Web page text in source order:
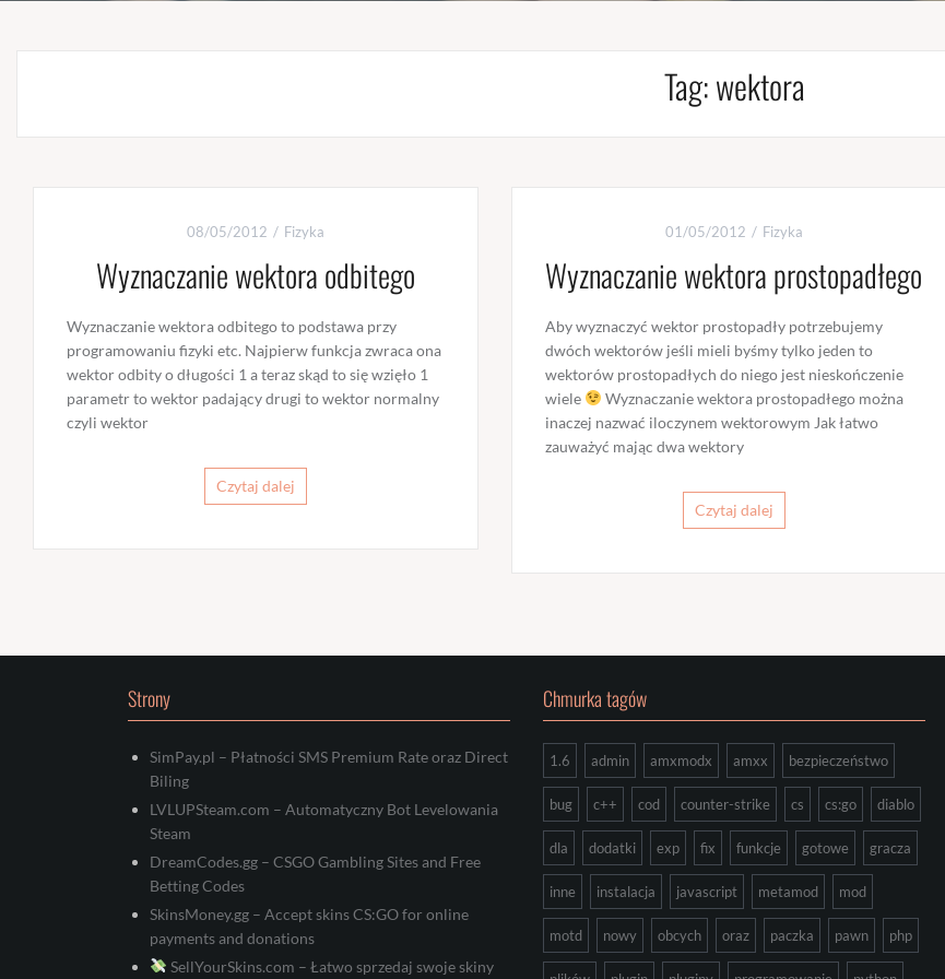
Tag:wektora
08/05/2012 Fizyka
Wyznaczanie wektora odbitego
Wyznaczanie wektora odbitego to podstawa przy
programowaniu fizyki etc. Najpierw funkcja zwraca ona
wektor odbity o długości 1 a teraz skąd to się wzięło 1
parametr to wektor padający drugi to wektor normalny
czyli wektor
Czytaj dalej
01/05/2012 Fizyka
Wyznaczanie wektora prostopadłego
Aby wyznaczyć wektor prostopadły potrzebujemy
dwóch wektorów jeśli mieli byśmy tylko jeden to
wektorów prostopadłych do niego jest nieskończenie
wiele
Wyznaczanie wektora prostopadłego można
inaczej nazwać iloczynem wektorowym Jak łatwo
zauważyć mając dwa wektory
Czytaj dalej
Strony
SimPay.pl – Płatności SMS Premium Rate oraz Direct
Biling
LVLUPSteam.com – Automatyczny Bot Levelowania
Steam
DreamCodes.gg – CSGO Gambling Sites and Free
Betting Codes
SkinsMoney.gg – Accept skins CS:GO for online
payments and donations
SellYourSkins.com – Łatwo sprzedaj swoje skiny
Chmurka tagów
1.6 admin amxmodx amxx bezpieczeństwo
bug c++ cod counter-strike cs cs:go diablo
dla dodatki exp fix funkcje gotowe gracza
inne instalacja javascript metamod mod
motd nowy obcych oraz paczka pawn php